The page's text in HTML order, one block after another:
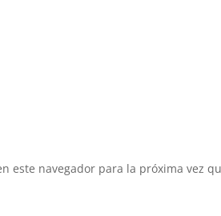
este navegador para la próxima vez